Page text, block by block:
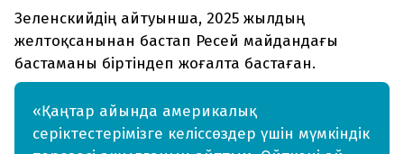
Зеленскийдің айтуынша, 2025 жылдың
желтоқсанынан бастап Ресей майдандағы
бастаманы біртіндеп жоғалта бастаған.
«Қаңтар айында америкалық
серіктестерімізге келіссөздер үшін мүмкіндік